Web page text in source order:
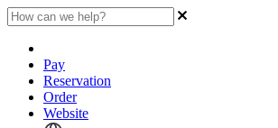
Pay
Reservation
Order
Website